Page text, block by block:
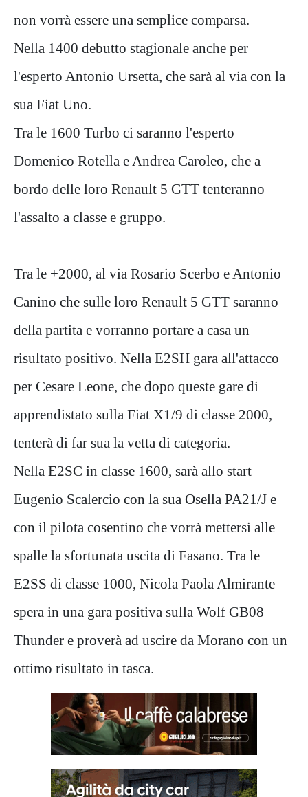
non vorrà essere una semplice comparsa.
Nella 1400 debutto stagionale anche per
l'esperto Antonio Ursetta, che sarà al via con la
sua Fiat Uno.
Tra le 1600 Turbo ci saranno l'esperto
Domenico Rotella e Andrea Caroleo, che a
bordo delle loro Renault 5 GTT tenteranno
l'assalto a classe e gruppo.
Tra le +2000, al via Rosario Scerbo e Antonio
Canino che sulle loro Renault 5 GTT saranno
della partita e vorranno portare a casa un
risultato positivo. Nella E2SH gara all'attacco
per Cesare Leone, che dopo queste gare di
apprendistato sulla Fiat X1/9 di classe 2000,
tenterà di far sua la vetta di categoria.
Nella E2SC in classe 1600, sarà allo start
Eugenio Scalercio con la sua Osella PA21/J e
con il pilota cosentino che vorrà mettersi alle
spalle la sfortunata uscita di Fasano. Tra le
E2SS di classe 1000, Nicola Paola Almirante
spera in una gara positiva sulla Wolf GB08
Thunder e proverà ad uscire da Morano con un
ottimo risultato in tasca.